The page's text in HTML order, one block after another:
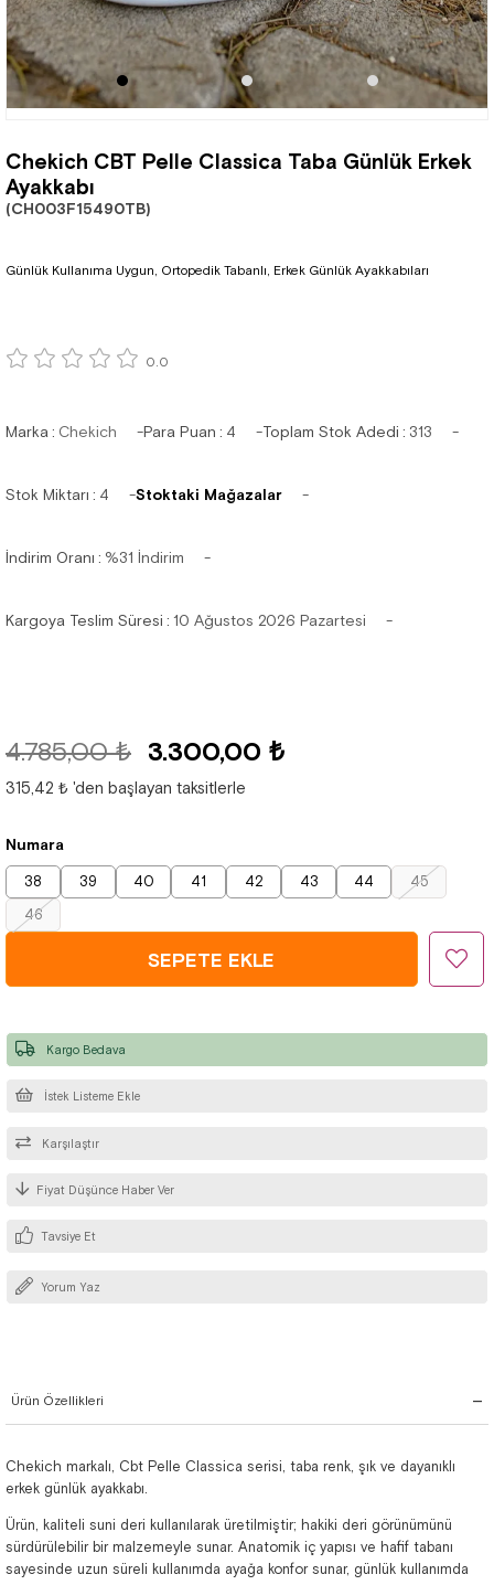
Chekich CBT Pelle Classica Taba Günlük Erkek
Ayakkabı
(CH003F15490TB)
Günlük Kullanıma Uygun, Ortopedik Tabanlı, Erkek Günlük Ayakkabıları
0.0
Marka: Chekich Para Puan : 4 Toplam Stok Adedi : 313
Stok Miktarı : 4 Stoktaki Mağazalar
İndirim Oranı : %31 İndirim
Kargoya Teslim Süresi : 10 Ağustos 2026 Pazartesi
4.785,00 ₺ 3.300,00 ₺
315,42 ₺ 'den başlayan taksitlerle
Numara
38 39 40 41 42 43 44
45
46
İstek Listeme Ekle
Karşılaştır
Fiyat Düşünce Haber Ver
Kargo Bedava
Tavsiye Et
Yorum Yaz
Ürün Özellikleri
Chekich markalı, Cbt Pelle Classica serisi, taba renk, şık ve dayanıklı
erkek günlük ayakkabı.
Ürün, kaliteli suni deri kullanılarak üretilmiştir; hakiki deri görünümünü
sürdürülebilir bir malzemeyle sunar. Anatomik iç yapısı ve hafif tabanı
sayesinde uzun süreli kullanımda ayağa konfor sunar, günlük kullanımda